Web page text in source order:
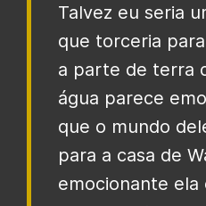
Talvez eu seria
que torceria
a parte de terra
água parece
que o mundo
para a casa de
emocionante ela